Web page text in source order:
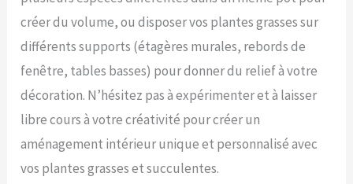
créer du volume, ou disposer vos plantes grasses sur
différents supports (étagères murales, rebords de
fenêtre, tables basses) pour donner du relief à votre
décoration. N’hésitez pas à expérimenter et à laisser
libre cours à votre créativité pour créer un
aménagement intérieur unique et personnalisé avec
vos plantes grasses et succulentes.